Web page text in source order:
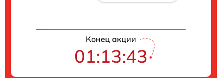
Конец акции
01:13:43